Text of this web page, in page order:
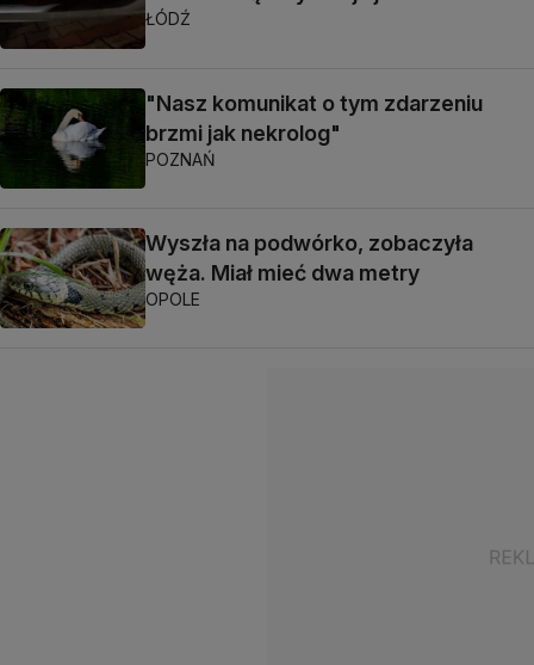
ŁÓDŹ
"Nasz komunikat o tym zdarzeniu
brzmi jak nekrolog"
POZNAŃ
Wyszła na podwórko, zobaczyła
węża. Miał mieć dwa metry
OPOLE